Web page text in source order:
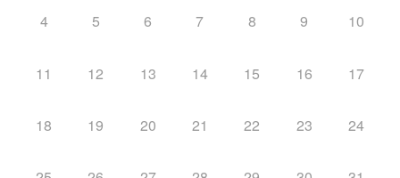
4 5 6 7 8 9 10
11 12 13 14 15 16 17
18 19 20 21 22 23 24